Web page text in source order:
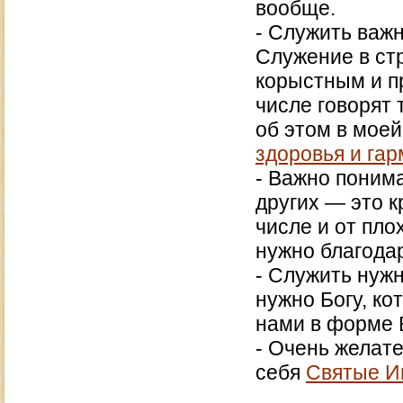
вообще.
- Служить
Служение в
корыстным и
числе
об этом в
здоровья и
- Важно
других — это
числе и от
нужно
- Служить
нужно Богу,
нами в форме
- Очень
себя Святые